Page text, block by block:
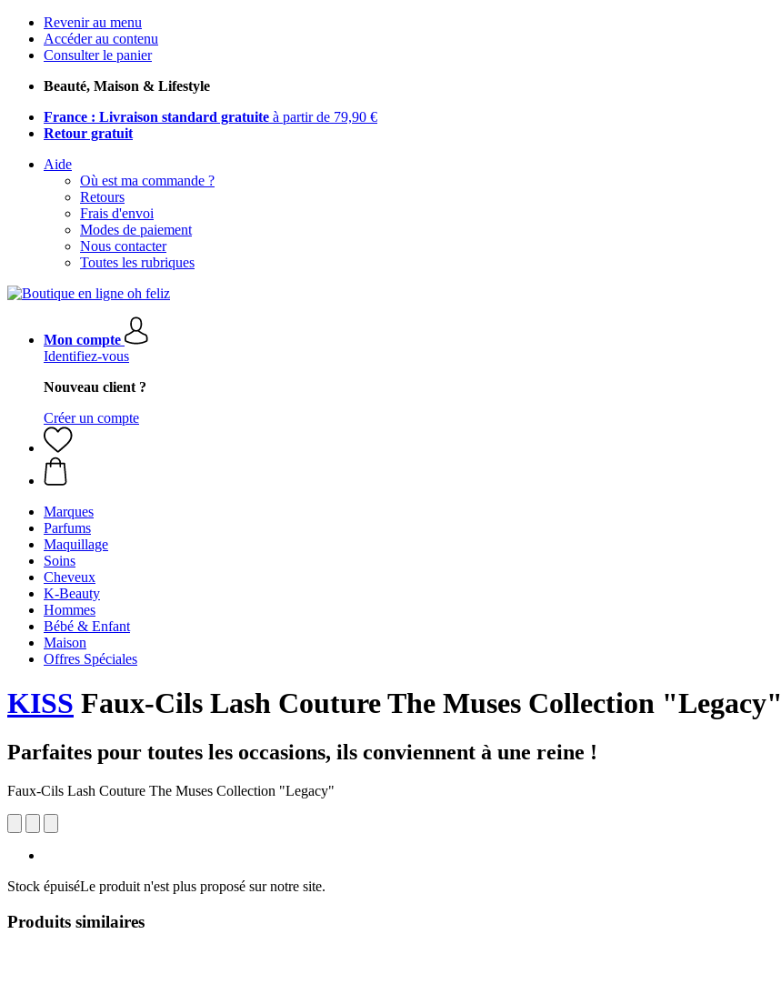
Revenir au menu
Accéder au contenu
Consulter le panier
Beauté, Maison & Lifestyle
France : Livraison standard gratuite à partir de 79,90 €
Retour gratuit
Aide
Où est ma commande ?
Retours
Frais d'envoi
Modes de paiement
Nous contacter
Toutes les rubriques
Mon compte
Identifiez-vous
Nouveau client ?
Créer un compte
Marques
Parfums
Maquillage
Soins
Cheveux
K-Beauty
Hommes
Bébé & Enfant
Maison
Offres Spéciales
KISS Faux-Cils Lash Couture The Muses Collection "Legacy"
Parfaites pour toutes les occasions, ils conviennent à une reine !
Faux-Cils Lash Couture The Muses Collection "Legacy"
Stock épuiséLe produit n'est plus proposé sur notre site.
Produits similaires